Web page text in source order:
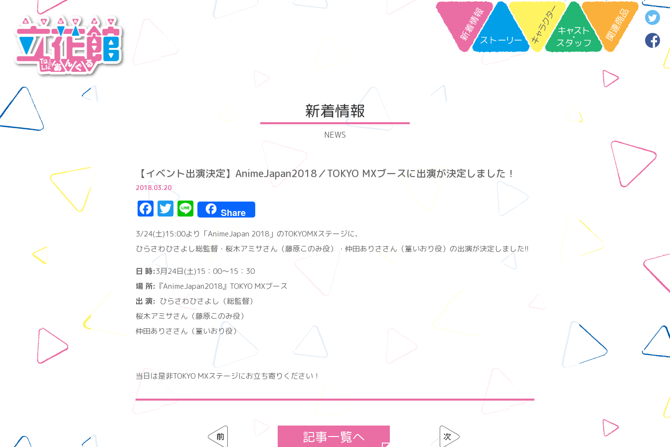
新着情報
NEWS
【イベント出演決定】AnimeJapan2018／TOKYO MXブースに出演が決定しました！
2018.03.20
Facebook
Twitter
LineShare
3/24(土)15:00より「AnimeJapan 2018」のTOKYOMXステージに、
ひらさわひさよし総監督・桜木アミサさん（藤原このみ役）・仲田ありささん（篁いおり役）の出演が決定しました!!
日 時:3月24日(土)15：00～15：30
場 所: 『AnimeJapan2018』TOKYO MXブース
出 演: ひらさわひさよし（総監督）
桜木アミサさん（藤原このみ役）
仲田ありささん（篁いおり役）
当日は是非TOKYO MXステージにお立ち寄りください！
前 記事一覧へ 次